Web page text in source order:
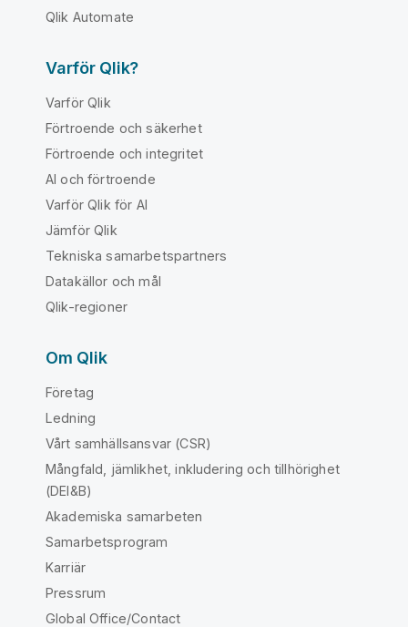
Qlik Automate
Varför Qlik?
Varför Qlik
Förtroende och säkerhet
Förtroende och integritet
AI och förtroende
Varför Qlik för AI
Jämför Qlik
Tekniska samarbetspartners
Datakällor och mål
Qlik-regioner
Om Qlik
Företag
Ledning
Vårt samhällsansvar (CSR)
Mångfald, jämlikhet, inkludering och tillhörighet
(DEI&B)
Akademiska samarbeten
Samarbetsprogram
Karriär
Pressrum
Global Office/Contact